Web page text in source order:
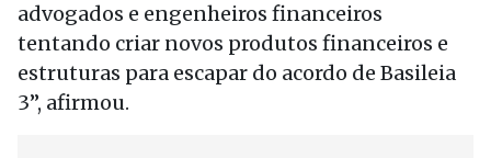
advogados e engenheiros financeiros
tentando criar novos produtos financeiros e
estruturas para escapar do acordo de Basileia
3”, afirmou.